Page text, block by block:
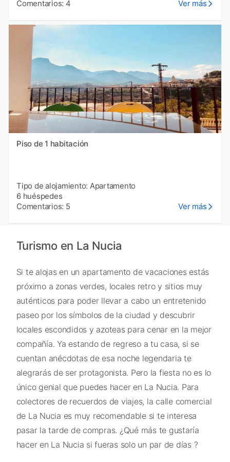
Comentarios: 4
Ver más
Piso de 1 habitación
Tipo de alojamiento: Apartamento
6 huéspedes
Comentarios: 5
Ver más
Turismo en La Nucia
Si te alojas en un apartamento de vacaciones estás
próximo a zonas verdes, locales retro y sitios muy
auténticos para poder llevar a cabo un entretenido
paseo por los símbolos de la ciudad y descubrir
locales escondidos y azoteas para cenar en la mejor
compañía. Ya estando de regreso a tu casa, si se
cuentan anécdotas de esa noche legendaria te
alegrarás de ser protagonista. Pero la fiesta no es lo
único genial que puedes hacer en La Nucia. Para
colectores de recuerdos de viajes, la calle comercial
de La Nucia es muy recomendable si te interesa
pasar la tarde de compras. ¿Qué más te gustaría
hacer en La Nucia si fueras solo un par de días ?